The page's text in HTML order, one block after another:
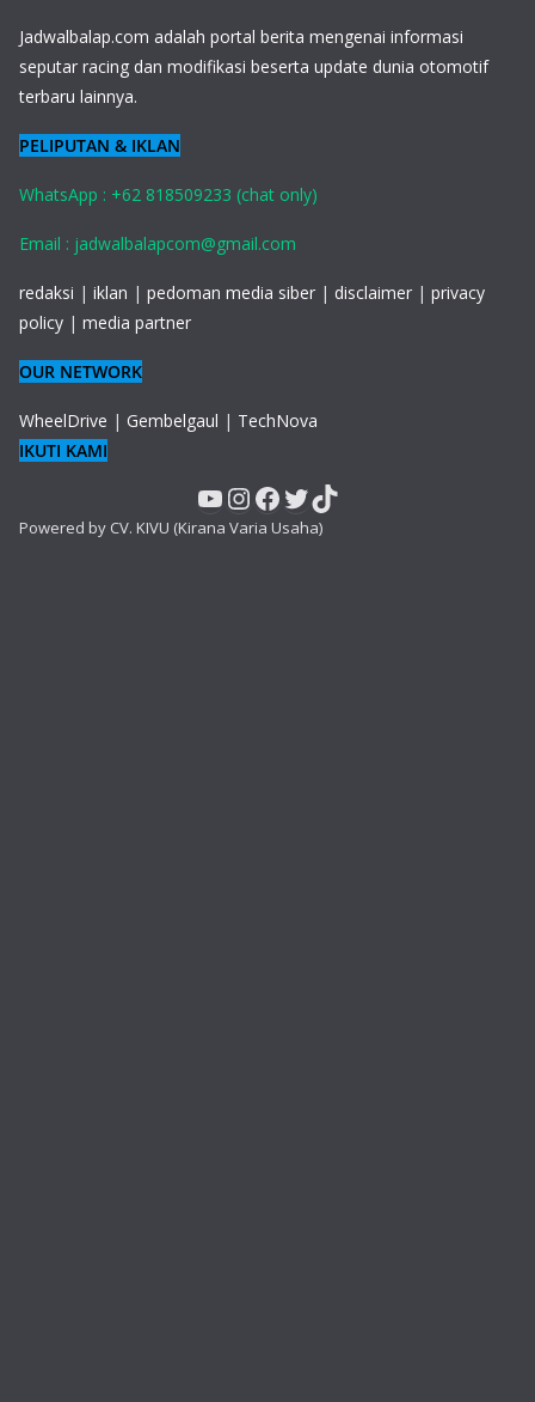
Jadwalbalap.com adalah portal berita mengenai informasi
seputar racing dan modifikasi beserta update dunia otomotif
terbaru lainnya.
PELIPUTAN & IKLAN
WhatsApp : +62 818509233 (chat only)
Email : jadwalbalapcom@gmail.com
redaksi | iklan | pedoman media siber | disclaimer | privacy
policy | media partner
OUR NETWORK
WheelDrive | Gembelgaul | TechNova
IKUTI KAMI
YouTube
Instagram
Facebook
Twitter
TikTok
Powered by CV. KIVU (Kirana Varia Usaha)